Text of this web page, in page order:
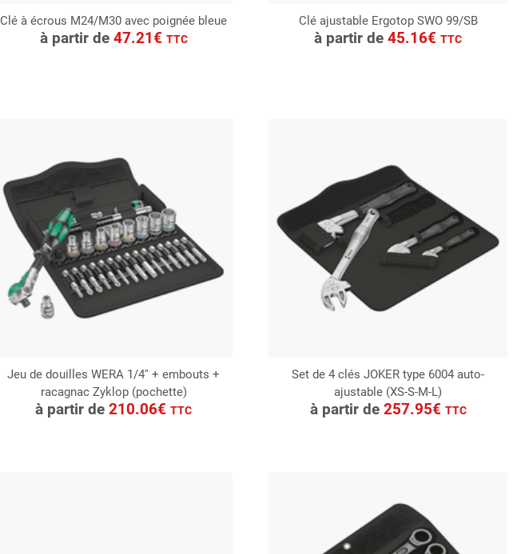
Clé à écrous M24/M30 avec poignée bleue
à partir de 47.21€ TTC
CONSULTER
Demande de devis
Clé ajustable Ergotop SWO 99/SB
à partir de45.16€TTC
CONSULTER
Demande de devis
Jeu de douilles WERA 1/4'' + embouts +
racagnac Zyklop (pochette)
à partir de210.06€TTC
CONSULTER
Demande de devis
Set de 4 clés JOKER type 6004 auto-
ajustable (XS-S-M-L)
à partir de 257.95€ TTC
CONSULTER
Demande de devis